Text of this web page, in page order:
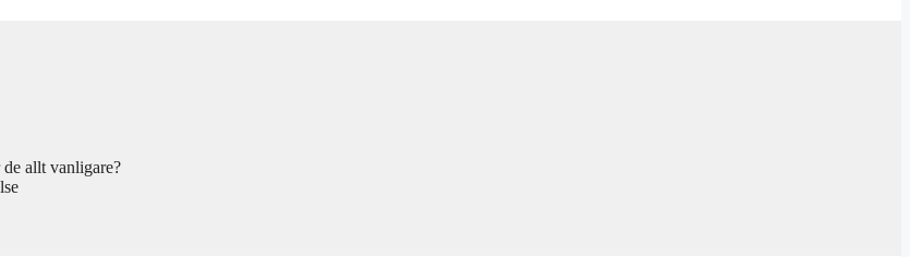
allt vanligare?